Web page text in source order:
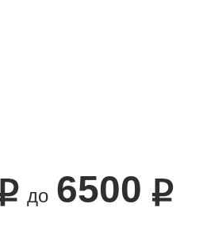
до 6500